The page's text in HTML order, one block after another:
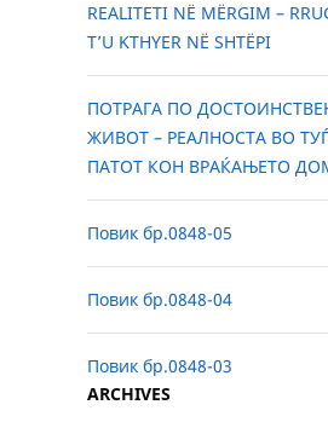
REALITETI NË MËRGIM –
T’U KTHYER NË SHTËPI
ПОТРАГА ПО
ЖИВОТ – РЕАЛНОСТА ВО
ПАТОТ КОН ВРАЌАЊЕТО
Повик бр.0848-05
Повик бр.0848-04
Повик бр.0848-03
ARCHIVES